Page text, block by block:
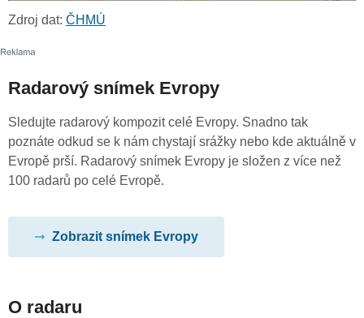
Zdroj dat: ČHMÚ
Radarový snímek Evropy
Sledujte radarový kompozit celé Evropy. Snadno tak
poznáte odkud se k nám chystají srážky nebo kde aktuálně v
Evropě prší. Radarový snímek Evropy je složen z více než
100 radarů po celé Evropě.
Zobrazit snímek Evropy
O radaru